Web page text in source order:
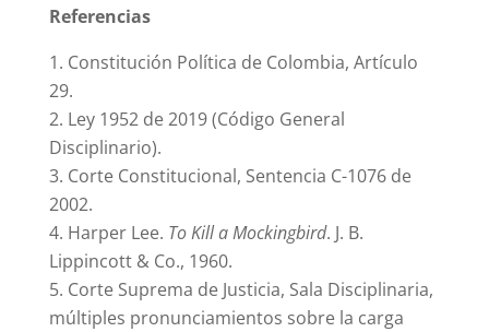
Referencias
Constitución Política de Colombia, Artículo
29.
Ley 1952 de 2019 (Código General
Disciplinario).
Corte Constitucional, Sentencia C-1076 de
2002.
Harper Lee. To Kill a Mockingbird. J. B.
Lippincott & Co., 1960.
Corte Suprema de Justicia, Sala Disciplinaria,
múltiples pronunciamientos sobre la carga